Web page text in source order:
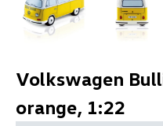
Volkswagen
orange, 1:22